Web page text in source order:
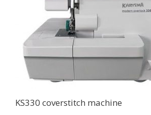
KS330 coverstitch machine